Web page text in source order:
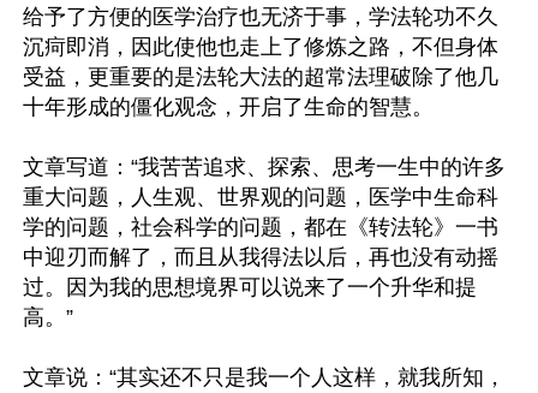
给予了方便的医学治疗也无济于事，学法轮功不久
沉疴即消，因此使他也走上了修炼之路，不但身体
受益，更重要的是法轮大法的超常法理破除了他几
十年形成的僵化观念，开启了生命的智慧。
文章写道：“我苦苦追求、探索、思考一生中的许多
重大问题，人生观、世界观的问题，医学中生命科
学的问题，社会科学的问题，都在《转法轮》一书
中迎刃而解了，而且从我得法以后，再也没有动摇
过。因为我的思想境界可以说来了一个升华和提
高。”
文章说：“其实还不只是我一个人这样，就我所知，